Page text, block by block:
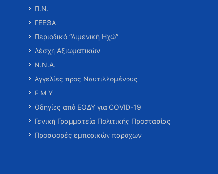
Π.Ν.
ΓΕΕΘΑ
Περιοδικό “Λιμενική Ηχώ”
Λέσχη Αξιωματικών
Ν.Ν.Α.
Αγγελίες προς Ναυτιλλομένους
Ε.Μ.Υ.
Οδηγίες από ΕΟΔΥ για COVID-19
Γενική Γραμματεία Πολιτικής Προστασίας
Προσφορές εμπορικών παρόχων